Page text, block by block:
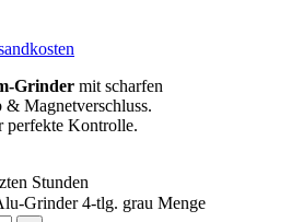
Grinder mit scharfen
& Magnetverschluss.
perfekte Kontrolle.
Stunden
Grinder 4-tlg. grau Menge